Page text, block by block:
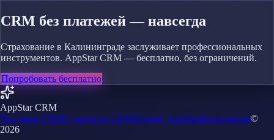
CRM без платежей — навсегда
Страхование в Калининграде заслуживает профессиональных
инструментов. AppStar CRM — бесплатно, без ограничений.
Попробовать бесплатно
AppStar CRM
Что такое CRMСущности CRMПочему AppStarИнтеграции©
2026